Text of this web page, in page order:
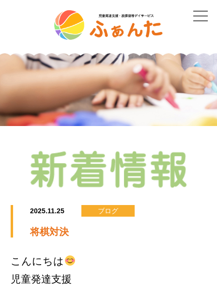
2025.11.25 ブログ
将棋対決
こんにちは
児童発達支援